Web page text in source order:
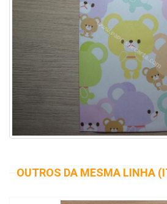
OUTROS DA MESMA LINHA